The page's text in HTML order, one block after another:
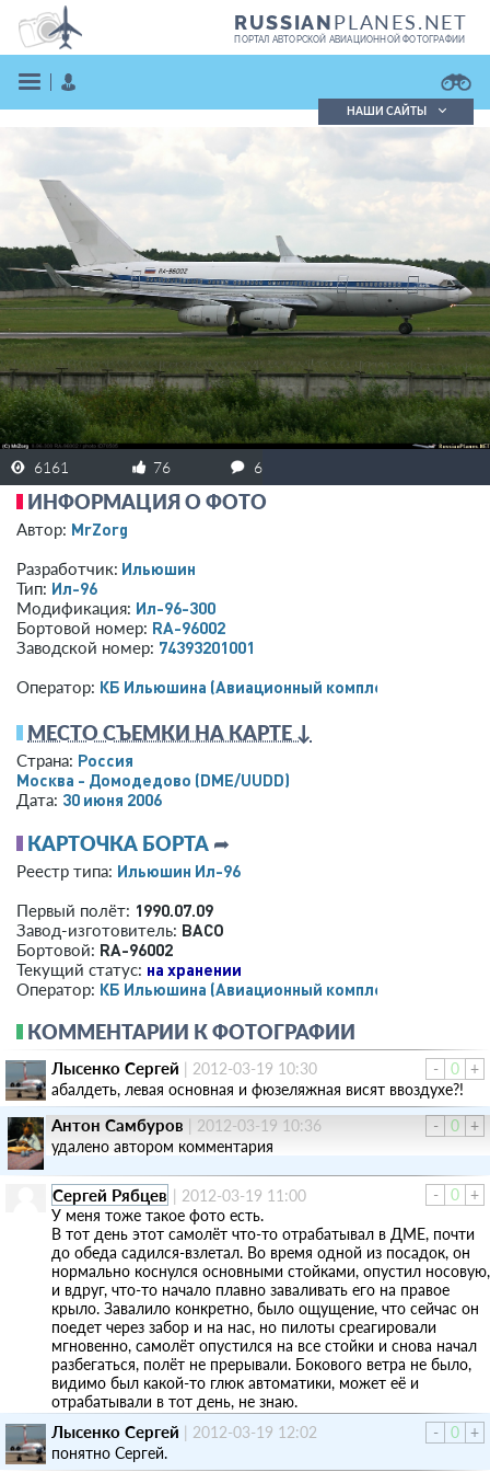
RUSSIANPLANES.NET
ПОРТАЛ АВТОРСКОЙ АВИАЦИОННОЙ ФОТОГРАФИИ
ЗАРЕГИСТРИРОВАТЬСЯ
Поиск фотографий
Поиск в реестре
Кратко
Подробно
НАШИ САЙТЫ
6161 76 6
ИНФОРМАЦИЯ О ФОТО
Автор: MrZorg
Разработчик: Ильюшин
Тип: Ил-96
Модификация: Ил-96-300
Бортовой номер: RA-96002
Заводской номер: 74393201001
Оператор: КБ Ильюшина (Авиационный комплекс)
МЕСТО СЪЕМКИ НА КАРТЕ ↓
Страна: Россия
Москва - Домодедово (DME/UUDD)
Дата: 30 июня 2006
КАРТОЧКА БОРТА ➦
Реестр типа: Ильюшин Ил-96
Первый полёт: 1990.07.09
Завод-изготовитель: ВАСО
Бортовой: RA-96002
Текущий статус: на хранении
Оператор: КБ Ильюшина (Авиационный комплекс)
КОММЕНТАРИИ К ФОТОГРАФИИ
- 0 +
Лысенко Сергей | 2012-03-19 10:30
абалдеть, левая основная и фюзеляжная висят ввоздухе?!
-
0 +
Антон Самбуров
2012-03-19 10:36
удалено автором комментария
- 0 +
Сергей Рябцев | 2012-03-19 11:00
У меня тоже такое фото есть.
В тот день этот самолёт что-то отрабатывал в ДМЕ, почти
до обеда садился-взлетал. Во время одной из посадок, он
нормально коснулся основными стойками, опустил носовую,
и вдруг, что-то начало плавно заваливать его на правое
крыло. Завалило конкретно, было ощущение, что сейчас он
поедет через забор и на нас, но пилоты среагировали
мгновенно, самолёт опустился на все стойки и снова начал
разбегаться, полёт не прерывали. Бокового ветра не было,
видимо был какой-то глюк автоматики, может её и
отрабатывали в тот день, не знаю.
-
0 +
Лысенко Сергей | 2012-03-19 12:02
понятно Сергей.